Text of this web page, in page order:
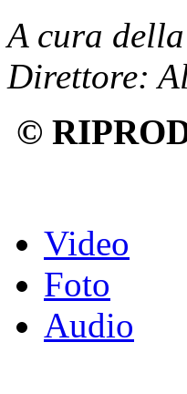
A cura
Direttore:
©
Video
Foto
Audio